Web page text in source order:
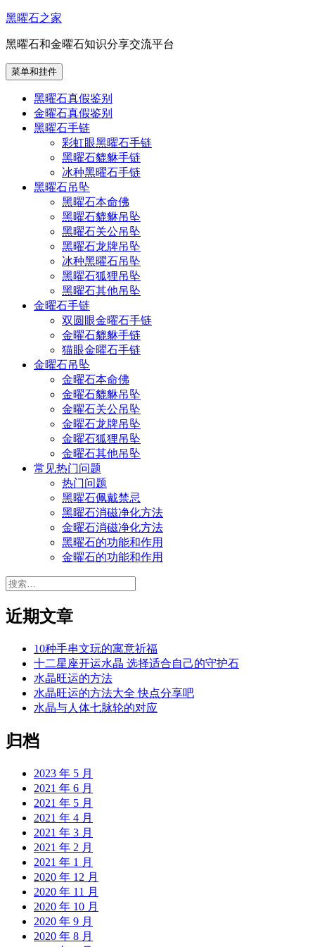
跳
内
容
黑曜石之家
黑曜石和金曜石知识分享交流平台
菜单和挂件
黑曜石真假鉴别
金曜石真假鉴别
黑曜石手链
彩虹眼黑曜石手链
黑曜石貔貅手链
冰种黑曜石手链
黑曜石吊坠
黑曜石本命佛
黑曜石貔貅吊坠
黑曜石关公吊坠
黑曜石龙牌吊坠
冰种黑曜石吊坠
黑曜石狐狸吊坠
黑曜石其他吊坠
金曜石手链
双圆眼金曜石手链
金曜石貔貅手链
猫眼金曜石手链
金曜石吊坠
金曜石本命佛
金曜石貔貅吊坠
金曜石关公吊坠
金曜石龙牌吊坠
金曜石狐狸吊坠
金曜石其他吊坠
常见热门问题
热门问题
黑曜石佩戴禁忌
黑曜石消磁净化方法
金曜石消磁净化方法
黑曜石的功能和作用
金曜石的功能和作用
搜
近期文章
10种手串文玩的寓意祈福
十二星座开运水晶 选择适合自己的守护石
水晶旺运的方法
水晶旺运的方法大全 快点分享吧
水晶与人体七脉轮的对应
归档
2023 年 5 月
2021 年 6 月
2021 年 5 月
2021 年 4 月
2021 年 3 月
2021 年 2 月
2021 年 1 月
2020 年 12 月
2020 年 11 月
2020 年 10 月
2020 年 9 月
2020 年 8 月